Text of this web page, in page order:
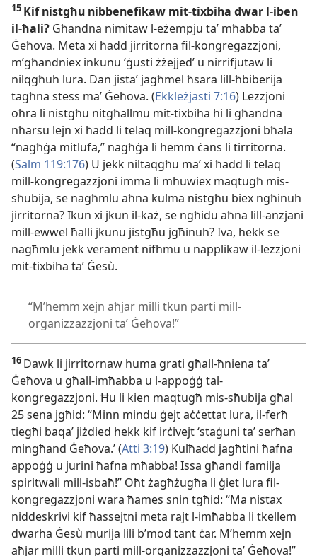
15 Kif nistgħu nibbenefikaw mit-tixbiha dwar l-iben
il-ħali? Għandna nimitaw l-eżempju taʼ mħabba taʼ
Ġeħova. Meta xi ħadd jirritorna fil-kongregazzjoni,
m’għandniex inkunu ‘ġusti żżejjed’ u nirrifjutaw li
nilqgħuh lura. Dan jistaʼ jagħmel ħsara lill-ħbiberija
tagħna stess maʼ Ġeħova. (Ekkleżjasti 7:16) Lezzjoni
oħra li nistgħu nitgħallmu mit-tixbiha hi li għandna
nħarsu lejn xi ħadd li telaq mill-kongregazzjoni bħala
“nagħġa mitlufa,” nagħġa li hemm ċans li tirritorna.
(Salm 119:176) U jekk niltaqgħu maʼ xi ħadd li telaq
mill-kongregazzjoni imma li mhuwiex maqtugħ mis-
sħubija, se nagħmlu aħna kulma nistgħu biex ngħinuh
jirritorna? Ikun xi jkun il-każ, se ngħidu aħna lill-anzjani
mill-ewwel ħalli jkunu jistgħu jgħinuh? Iva, hekk se
nagħmlu jekk verament nifhmu u napplikaw il-lezzjoni
mit-tixbiha taʼ Ġesù.
“M’hemm xejn aħjar milli tkun parti mill-
organizzazzjoni taʼ Ġeħova!”
16 Dawk li jirritornaw huma grati għall-ħniena taʼ
Ġeħova u għall-imħabba u l-appoġġ tal-
kongregazzjoni. Ħu li kien maqtugħ mis-sħubija għal
25 sena jgħid: “Minn mindu ġejt aċċettat lura, il-ferħ
tiegħi baqaʼ jiżdied hekk kif irċivejt ‘staġuni taʼ serħan
mingħand Ġeħova.’ (Atti 3:19) Kulħadd jagħtini ħafna
appoġġ u jurini ħafna mħabba! Issa għandi familja
spiritwali mill-isbaħ!” Oħt żagħżugħa li ġiet lura fil-
kongregazzjoni wara ħames snin tgħid: “Ma nistax
niddeskrivi kif ħassejtni meta rajt l-imħabba li tkellem
dwarha Ġesù murija lili b’mod tant ċar. M’hemm xejn
aħjar milli tkun parti mill-organizzazzjoni taʼ Ġeħova!”